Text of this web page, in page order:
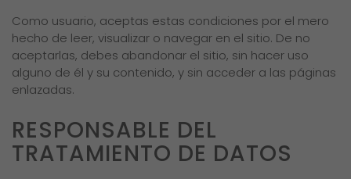
Como usuario, aceptas estas condiciones por el mero
hecho de leer, visualizar o navegar en el sitio. De no
aceptarlas, debes abandonar el sitio, sin hacer uso
alguno de él y su contenido, y sin acceder a las páginas
enlazadas.
RESPONSABLE DEL
TRATAMIENTO DE DATOS